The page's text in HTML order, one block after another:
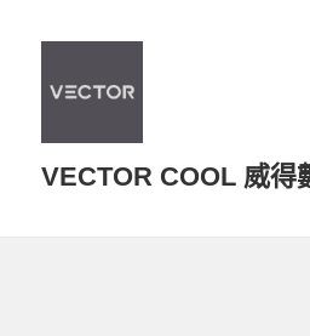
VECTOR COOL 威得